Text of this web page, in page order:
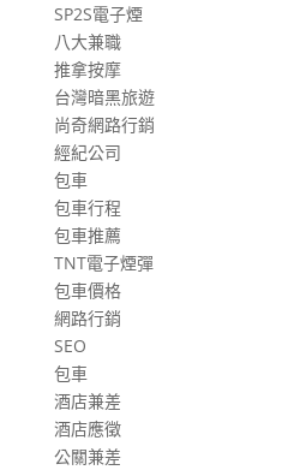
SP2S電子煙
八大兼職
推拿按摩
台灣暗黑旅遊
尚奇網路行銷
經紀公司
包車
包車行程
包車推薦
TNT電子煙彈
包車價格
網路行銷
SEO
包車
酒店兼差
酒店應徵
公關兼差